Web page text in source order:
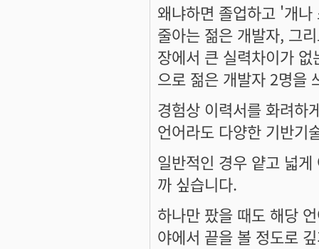
왜냐하면 졸업하고 '개
줄아는 젊은 개발자, 그
장에서 큰 실력차이가
으로 젊은 개발자 2명을
경험상 이력서를 화려하
언어라도 다양한 기반기
일반적인 경우 얕고 넓
까 싶습니다.
하나만 팠을 때도 해당
야에서 끝을 볼 정도로